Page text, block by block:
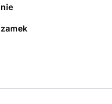
nie
zamek